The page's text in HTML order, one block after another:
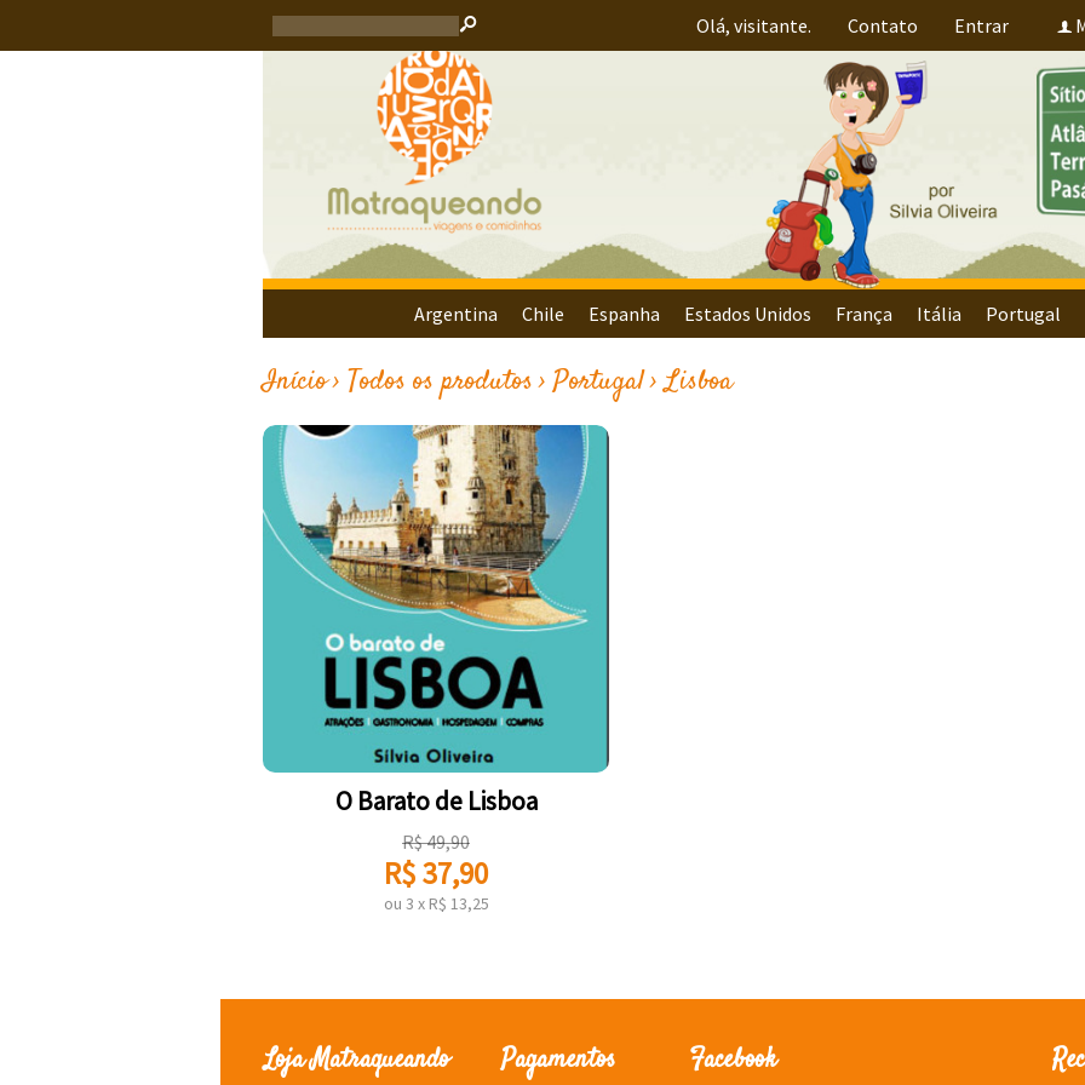
s Olá, visitante. Contato Entrar f
Argentina Chile Espanha Estados Unidos França Itália Portugal
Início› Todos os produtos › Portugal› Lisboa
O Barato de Lisboa
R$49,90
R$37,90
ou 3 x R$ 13,25
Loja Matraqueando Pagamentos Facebook